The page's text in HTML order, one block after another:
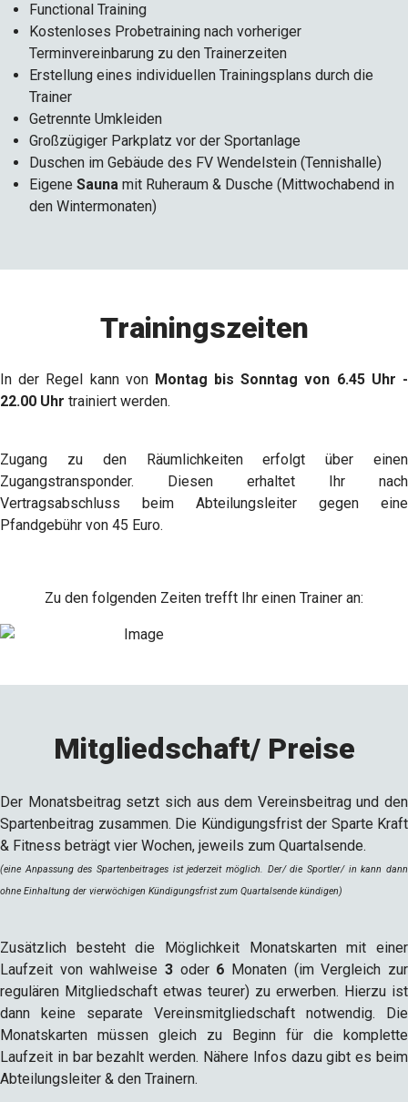
Functional Training
Kostenloses Probetraining nach vorheriger
Terminvereinbarung zu den Trainerzeiten
Erstellung eines individuellen Trainingsplans durch die
Trainer
Getrennte Umkleiden
Großzügiger Parkplatz vor der Sportanlage
Duschen im Gebäude des FV Wendelstein (Tennishalle)
Eigene Sauna mit Ruheraum & Dusche (Mittwochabend in
den Wintermonaten)
Trainingszeiten
In der Regel kann von Montag bis Sonntag von 6.45 Uhr -
22.00 Uhr trainiert werden.
Zugang zu den Räumlichkeiten erfolgt über einen
Zugangstransponder. Diesen erhaltet Ihr nach
Vertragsabschluss beim Abteilungsleiter gegen eine
Pfandgebühr von 45 Euro.
Zu den folgenden Zeiten trefft Ihr einen Trainer an:
Mitgliedschaft/ Preise
Der Monatsbeitrag setzt sich aus dem Vereinsbeitrag und den
Spartenbeitrag zusammen. Die Kündigungsfrist der Sparte Kraft
& Fitness beträgt vier Wochen, jeweils zum Quartalsende.
(eine Anpassung des Spartenbeitrages ist jederzeit möglich. Der/ die Sportler/ in kann dann
ohne Einhaltung der vierwöchigen Kündigungsfrist zum Quartalsende kündigen)
Zusätzlich besteht die Möglichkeit Monatskarten mit einer
Laufzeit von wahlweise 3 oder 6 Monaten (im Vergleich zur
regulären Mitgliedschaft etwas teurer) zu erwerben. Hierzu ist
dann keine separate Vereinsmitgliedschaft notwendig. Die
Monatskarten müssen gleich zu Beginn für die komplette
Laufzeit in bar bezahlt werden. Nähere Infos dazu gibt es beim
Abteilungsleiter & den Trainern.